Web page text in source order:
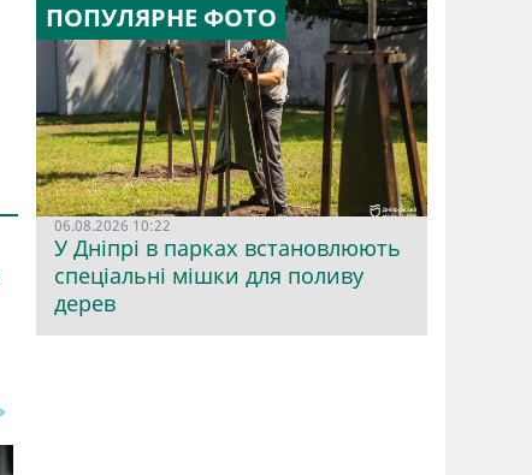
ПОПУЛЯРНЕ ФОТО
06.08.2026 10:22
У Дніпрі в парках встановлюють
спеціальні мішки для поливу
дерев